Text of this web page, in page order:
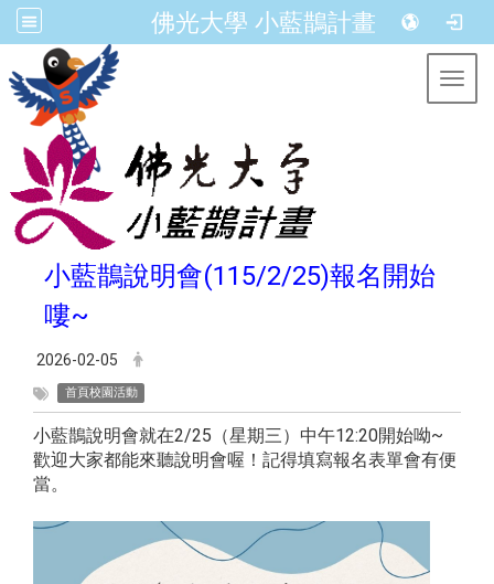
佛光大學 小藍鵲計畫
小藍鵲說明會(115/2/25)報名開始
嘍~
2026-02-05
首頁校園活動
小藍鵲說明會就在2/25（星期三）中午12:20開始呦~
歡迎大家都能來聽說明會喔！記得填寫報名表單會有便
當。